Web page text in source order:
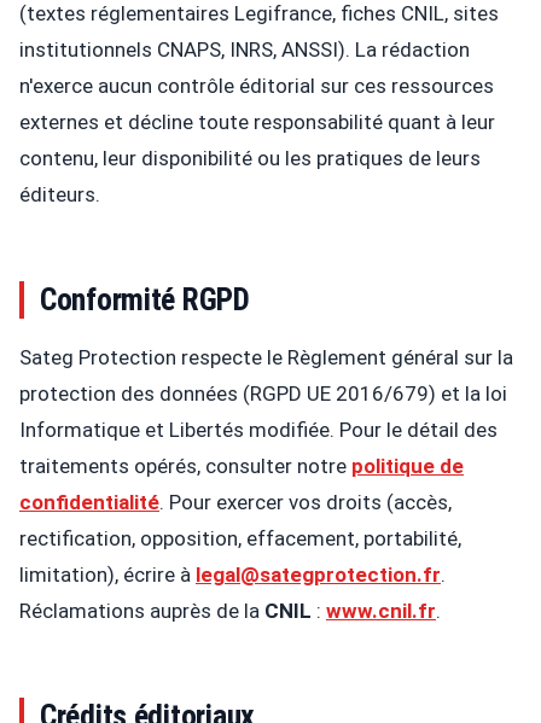
(textes réglementaires Legifrance, fiches CNIL, sites
institutionnels CNAPS, INRS, ANSSI). La rédaction
n'exerce aucun contrôle éditorial sur ces ressources
externes et décline toute responsabilité quant à leur
contenu, leur disponibilité ou les pratiques de leurs
éditeurs.
Conformité RGPD
Sateg Protection respecte le Règlement général sur la
protection des données (RGPD UE 2016/679) et la loi
Informatique et Libertés modifiée. Pour le détail des
traitements opérés, consulter notre politique de
confidentialité. Pour exercer vos droits (accès,
rectification, opposition, effacement, portabilité,
limitation), écrire à legal@sategprotection.fr.
Réclamations auprès de la CNIL : www.cnil.fr.
Crédits éditoriaux